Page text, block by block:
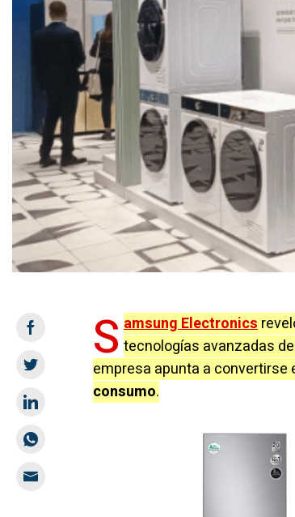
S amsung Electronics
tecnologías avanzadas de
empresa apunta a
consumo.